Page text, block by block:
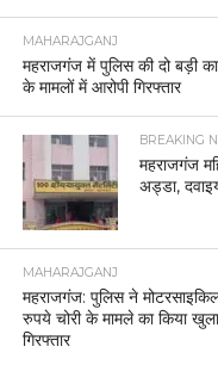
MAHARAJGANJ
महराजगंज में पुलिस की दो बड़ी
के मामलों में आरोपी गिरफ्तार
BREAKING
महराजगंज
अड्डा,
MAHARAJGANJ
महराजगंज: पुलिस ने
रुपये चोरी के मामले का किया
गिरफ्तार